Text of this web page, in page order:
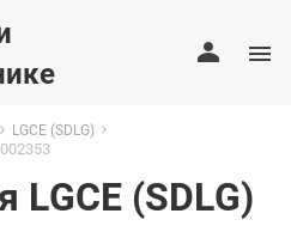
LGCE (SDLG)
LGCE (SDLG)